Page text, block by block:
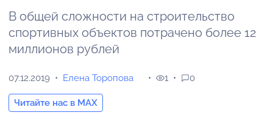
В общей сложности на строительство
спортивных объектов потрачено более 12
миллионов рублей
07.12.2019 Елена Торопова
Читайте нас в MAX
1 0